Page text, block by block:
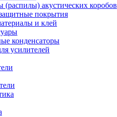
(распилы) акустических коробов
покрытия
и клей
конденсаторы
усилителей